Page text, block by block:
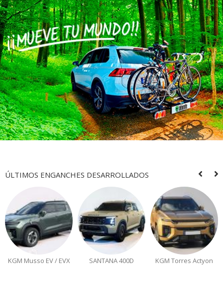
ÚLTIMOS ENGANCHES DESARROLLADOS
KGM Musso EV / EVX SANTANA 400D KGM Torres Actyon